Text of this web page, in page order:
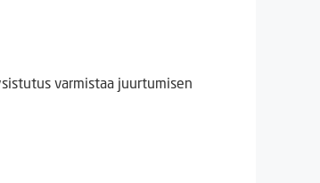
varmistaa juurtumisen